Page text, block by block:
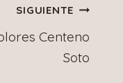
SIGUIENTE
Centeno
Soto